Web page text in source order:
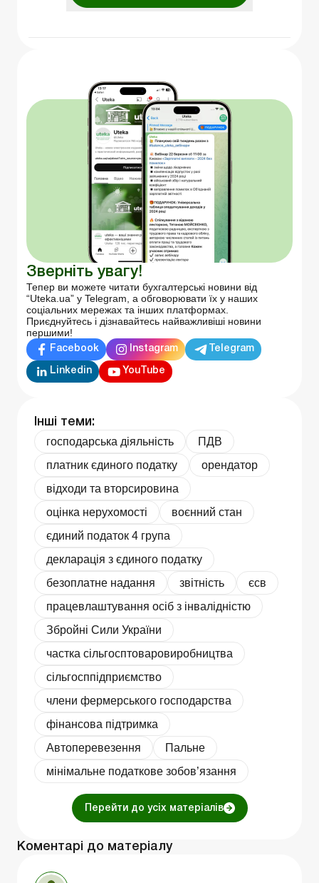
Зверніть увагу!
Тепер ви можете читати бухгалтерські новини від
“Uteka.ua” у Telegram, а обговорювати їх у наших
соціальних мережах та інших платформах.
Приєднуйтесь і дізнавайтесь найважливіші новини
першими!
Facebook Instagram Telegram
Linkedin YouTube
Інші теми:
господарська діяльність
ПДВ
платник єдиного податку
орендатор
відходи та вторсировина
оцінка нерухомості
воєнний стан
єдиний податок 4 група
декларація з єдиного податку
безоплатне надання
звітність
єсв
працевлаштування осіб з інвалідністю
Збройні Сили України
частка сільгосптоваровиробництва
сільгосппідприємство
члени фермерського господарства
фінансова підтримка
Автоперевезення
Пальне
мінімальне податкове зобов’язання
Перейти до усіх матеріалів
Коментарі до матеріалу